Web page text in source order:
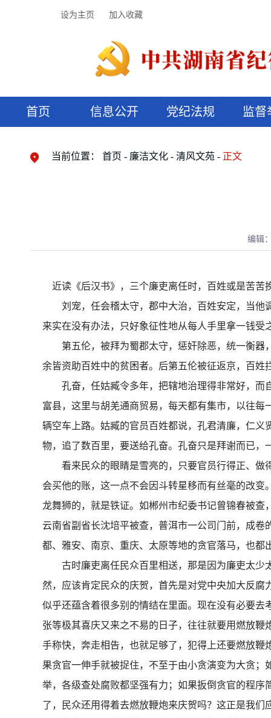
设为主页 加入收藏
首页 信息公开 党纪法规 监督
当前位置： 首页 廉洁文化 清风文苑 正文
编辑
近读《后汉书》，三个廉吏离任时，百姓或是
刘宠，任会稽太守，郡中大治，百姓安定，当他
来实在没有办法，只好象征性地从每人手里拿一
第五伦，被拜为蜀郡太守，惩奸除恶，统一衡器
余皆资助百姓中的贫困者。后第五伦被征返京，百
孔奋，任姑臧令多年，把辖地治理得非常好，而
富县，这里与胡羌通商贸易，每天都有集市，以往
辆空车上路。姑臧的官员百姓都说，孔君清廉，仁
物，追了数百里，要送给孔奋。孔奋只是拜谢而
看来民众的眼睛是雪亮的，只要官员行得正、做
会买他的账，这一点不会因斗转星移而有丝毫的改
龙舞狮的，就是铁证。如郴州市纪委书记曾锦春被
云南省副省长沈培平被查，普洱市一公司门前，成卷
都、雅安、南京、重庆、太原等地的贪官落马，
古时廉吏离任民众百里相送，那是因为廉吏太少
然，应该肯定民众的庆贺，首先是对党中央加大反腐
似乎还蕴含着很多别的情结在里面。现在没有必要
张等极其喜庆又来之不易的日子，往往就要用燃放
手称快，奔走相告，也就足够了，犯得上还要燃放
果贪官一伸手就被捉住，不至于由小贪演变为大贪
举，各级查处腐败都坚强有力；如果扳倒贪官的程
了，民众还用得着去燃放鞭炮来庆贺吗？这正是我